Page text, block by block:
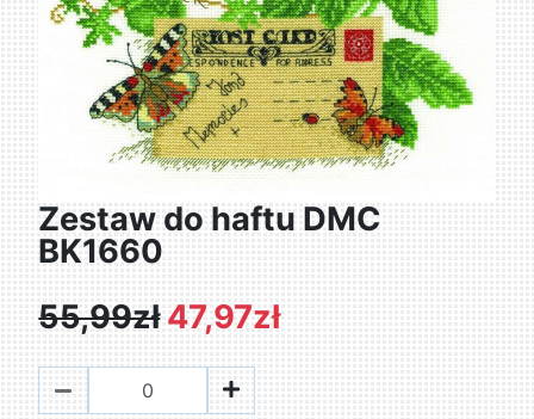
Zestaw do haftu DMC
BK1660
55,99zł 47,97zł